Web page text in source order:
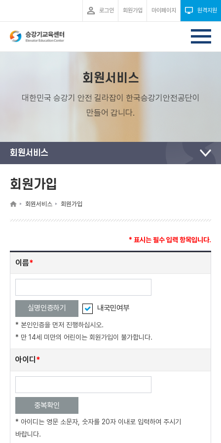
로그인 회원가입 마이페이지 원격지원
회원서비스
대한민국 승강기 안전 길라잡이 한국승강기안전공단이
만들어 갑니다.
회원서비스
회원가입
회원서비스 회원가입
* 표시는 필수 입력 항목입니다.
이름*
실명인증하기 내국민여부
* 본인인증을 먼저 진행하십시오.
* 만 14세 미만의 어린이는 회원가입이 불가합니다.
아이디 *
중복확인
* 아이디는 영문 소문자, 숫자를 20자 이내로 입력하여 주시기
바랍니다.